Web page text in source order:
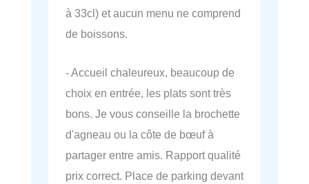
à 33cl) et aucun menu ne comprend
de boissons.
- Accueil chaleureux, beaucoup de
choix en entrée, les plats sont très
bons. Je vous conseille la brochette
d'agneau ou la côte de bœuf à
partager entre amis. Rapport qualité
prix correct. Place de parking devant